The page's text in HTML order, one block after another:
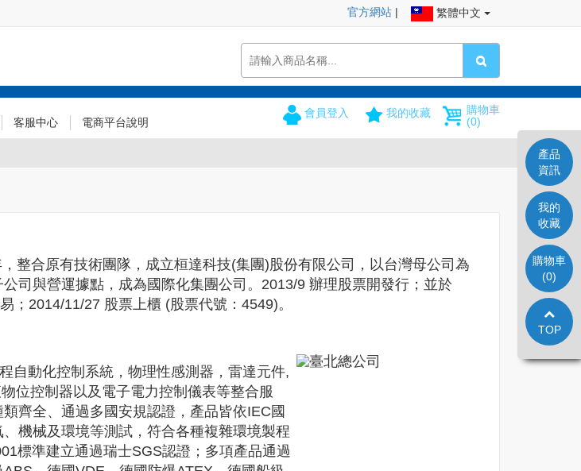
官方網站 | 繁體中文
購物車
(0)
我的收藏
會員登入
客服中心 電商平台說明
合原有技術團隊，成立桓達科技(集團)股份有限公司，以台灣母公司為
司與營運據點，成為國際化集團公司。2013/9 辦理股票開發行；並於
；2014/11/27 股票上櫃 (股票代號：4549)。
動化控制系統，物理性感測器，雷達元件,
位控制器以及電子電力控制儀表等整合服
齊全、通過多國安規認證，產品皆依IEC國
機械及環境等測試，符合各種複雜環境製程
標準建立通過瑞士SGS認證；多項產品通過
產品
資訊
我的
收藏
購物車
(0)
TOP